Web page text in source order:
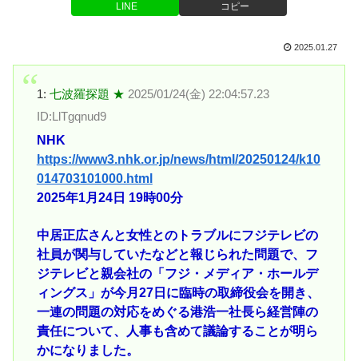
LINE コピー
2025.01.27
1: 七波羅探題 ★ 2025/01/24(金) 22:04:57.23
ID:LlTgqnud9
NHK
https://www3.nhk.or.jp/news/html/20250124/k10
014703101000.html
2025年1月24日 19時00分
中居正広さんと女性とのトラブルにフジテレビの
社員が関与していたなどと報じられた問題で、フ
ジテレビと親会社の「フジ・メディア・ホールデ
ィングス」が今月27日に臨時の取締役会を開き、
一連の問題の対応をめぐる港浩一社長ら経営陣の
責任について、人事も含めて議論することが明ら
かになりました。